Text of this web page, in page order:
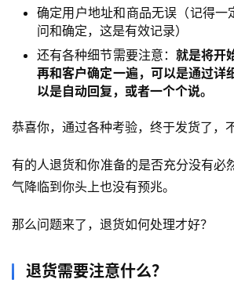
创
会
专
区
确定用户地址和商品无误（记得一
问和确定，这是有效记录）
还有各种细节需要注意： 就是将开
再和客户确定一遍，可以是通过详
以是自动回复，或者一个个说。
恭喜你，通过各种考验，终于发货了，
有的人退货和你准备的是否充分没有必
气降临到你头上也没有预兆。
那么问题来了，退货如何处理才好？
退货需要注意什么？